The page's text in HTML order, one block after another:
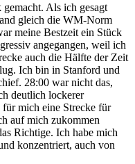
Als ich gesagt
gleich die WM-Norm
meine Bestzeit ein Stück
angegangen, weil ich
auch die Hälfte der Zeit
Ich bin in Stanford und
28:00 war nicht das,
deutlich lockerer
für mich eine Strecke für
auf mich zukommen
Richtige. Ich habe mich
konzentriert, auch von